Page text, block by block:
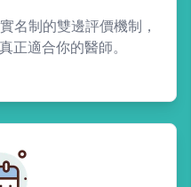
名制的雙邊評價機制，
正適合你的醫師。